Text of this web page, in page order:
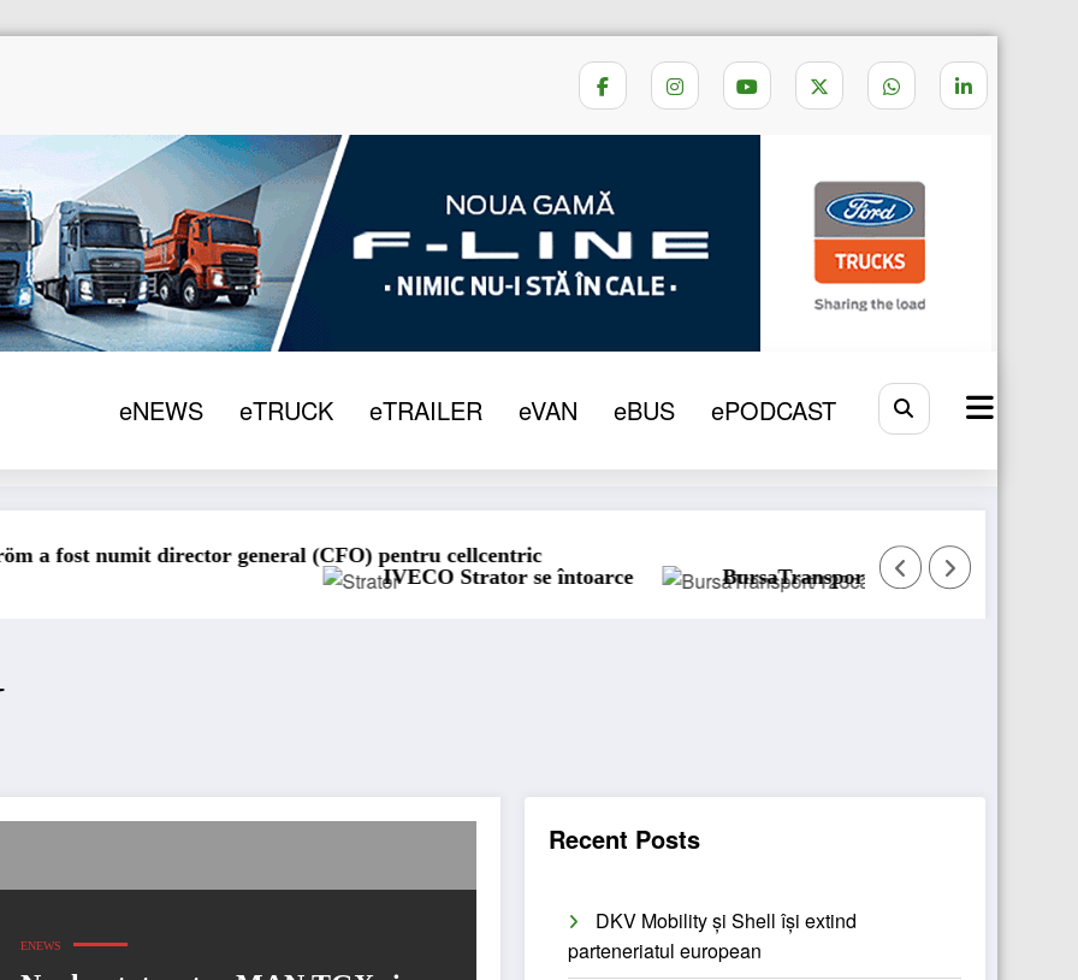
eNEWS eTRUCK eTRAILER eVAN eBUS ePODCAST
NEW MAN
general (CFO) pentru cellcentric
IVECO Strator se întoarce
BursaTransport/123cargo introduce o nouă
ENEWS
Recent Posts
DKV Mobility și Shell își extind
parteneriatul european